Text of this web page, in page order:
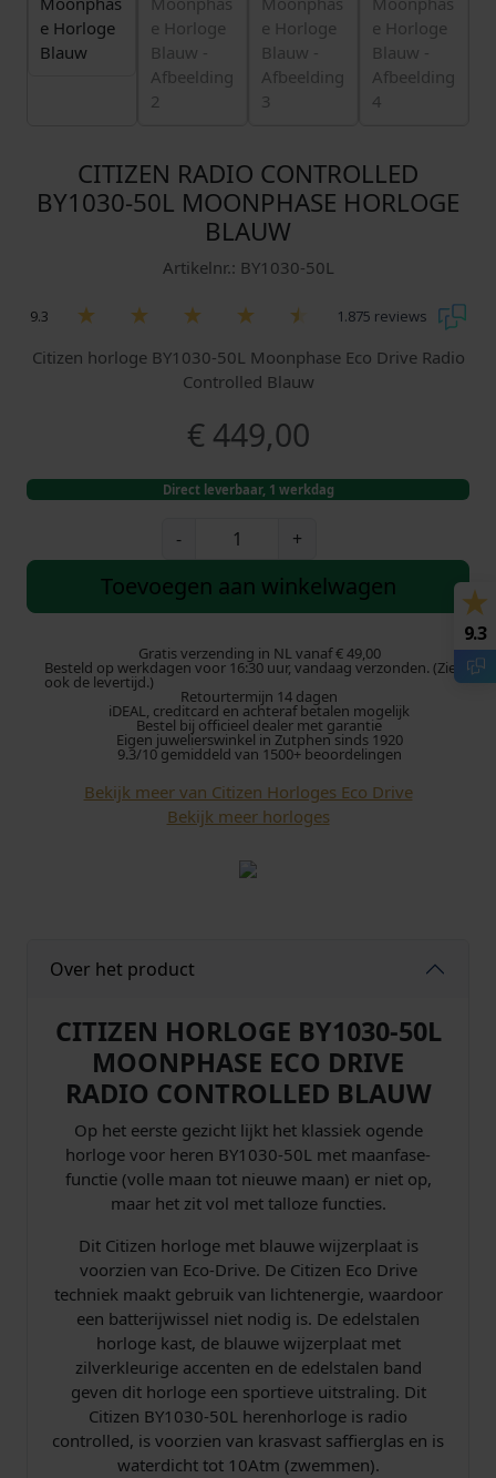
CITIZEN RADIO CONTROLLED
BY1030-50L MOONPHASE HORLOGE
BLAUW
Artikelnr.: BY1030-50L
9.3 1.875 reviews
Citizen horloge BY1030-50L Moonphase Eco Drive Radio
Controlled Blauw
€449,00
Direct leverbaar, 1 werkdag
-
t
e
n
a
d
o
C
l
e
d
B
Y
0
3
0
-
5
L
M
o
n
p
a
+
Toevoegen aan winkelwagen
Gratis verzending in NL vanaf € 49,00
Besteld op werkdagen voor 16:30 uur, vandaag verzonden. (Zie
ook de levertijd.)
Retourtermijn 14 dagen
iDEAL, creditcard en achteraf betalen mogelijk
Bestel bij officieel dealer met garantie
Eigen juwelierswinkel in Zutphen sinds 1920
9.3/10 gemiddeld van 1500+ beoordelingen
Bekijk meer van Citizen Horloges Eco Drive
Bekijk meer horloges
Over het product
CITIZEN HORLOGE BY1030-50L
MOONPHASE ECO DRIVE
RADIO CONTROLLED BLAUW
Op het eerste gezicht lijkt het klassiek ogende
horloge voor heren BY1030-50L met maanfase-
functie (volle maan tot nieuwe maan) er niet op,
maar het zit vol met talloze functies.
Dit Citizen horloge met blauwe wijzerplaat is
voorzien van Eco-Drive. De Citizen Eco Drive
techniek maakt gebruik van lichtenergie, waardoor
een batterijwissel niet nodig is. De edelstalen
horloge kast, de blauwe wijzerplaat met
zilverkleurige accenten en de edelstalen band
geven dit horloge een sportieve uitstraling. Dit
Citizen BY1030-50L herenhorloge is radio
controlled, is voorzien van krasvast saffierglas en is
waterdicht tot 10Atm (zwemmen).
9.3